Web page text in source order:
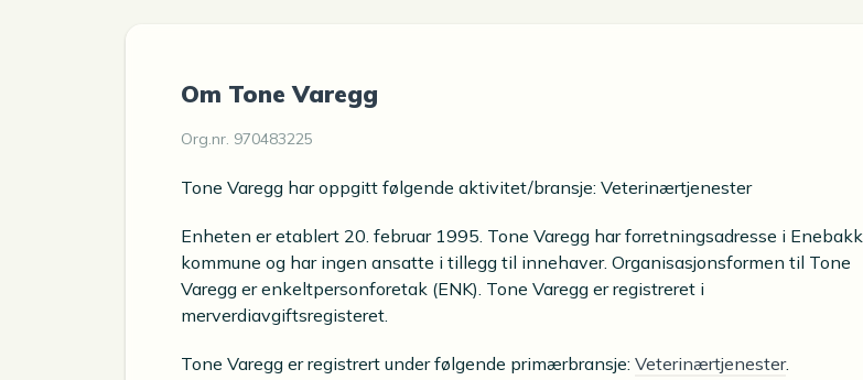
Om Tone Varegg
Org.nr. 970483225
Tone Varegg har oppgitt følgende aktivitet/bransje: Veterinærtjenester
Enheten er etablert 20. februar 1995. Tone Varegg har forretningsadresse i Enebakk
kommune og har ingen ansatte i tillegg til innehaver. Organisasjonsformen til Tone
Varegg er enkeltpersonforetak (ENK). Tone Varegg er registreret i
merverdiavgiftsregisteret.
Tone Varegg er registrert under følgende primærbransje: Veterinærtjenester.